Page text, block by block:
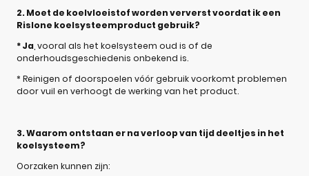
2. Moet de koelvloeistof worden ververst voordat ik een
Rislone koelsysteemproduct gebruik?
* Ja , vooral als het koelsysteem oud is of de
onderhoudsgeschiedenis onbekend is.
* Reinigen of doorspoelen vóór gebruik voorkomt problemen
door vuil en verhoogt de werking van het product.
3. Waarom ontstaan er na verloop van tijd deeltjes in het
koelsysteem?
Oorzaken kunnen zijn: